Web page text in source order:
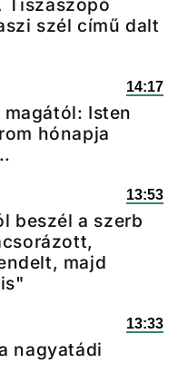
Tiszaszopó
szél című dalt
14:17
Isten
hónapja
13:53
beszél a szerb
majd
13:33
nagyatádi